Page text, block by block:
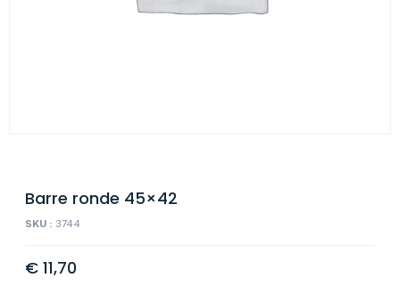
Barre ronde 45×42
SKU : 3744
€ 11,70